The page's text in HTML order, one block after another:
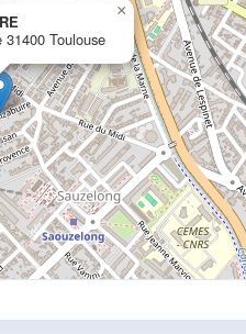
31400 Toulouse
×